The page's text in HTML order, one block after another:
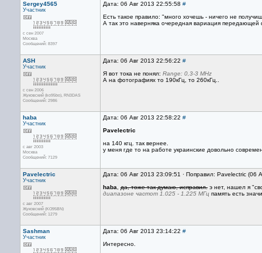
Sergey4565
Участник
с сен 2007
Москва
Сообщений: 8397
Дата: 06 Авг 2013 22:55:58 #
Есть такое правило: "много хочешь - ничего не
А так это наверняка очередная вариация
ASH
Участник
с сен 2006
Жуковский (ko95bo), RN3DAS
Сообщений: 2986
Дата: 06 Авг 2013 22:56:22 #
Я вот тока не понял: Range: 0,3-3 MHz
А на фотографиях то 190кГц, то 260кГц..
haba
Участник
с авг 2003
Москва
Сообщений: 7129
Дата: 06 Авг 2013 22:58:22 #
Pavelectric
на 140 кгц. так вернее.
у меня где то на работе украинские довольно
Pavelectric
Участник
с авг 2007
Жуковский (KO95BN)
Сообщений: 1279
Дата: 06 Авг 2013 23:09:51 · Поправил: Pavelectric (06
haba
да, тоже так думаю, исправил. э нет, нашел я
диапазоне частот 1.025 - 1.225 МГц память есть
Sashman
Участник
Дата: 06 Авг 2013 23:14:22 #
Интересно.